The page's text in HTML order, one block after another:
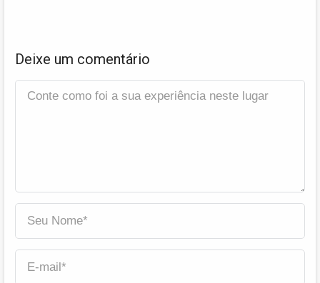
Deixe um comentário